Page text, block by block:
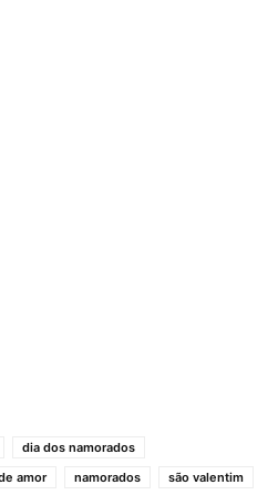
dia dos namorados
amor namorados são valentim